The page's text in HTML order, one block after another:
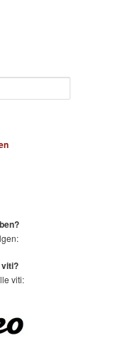
viti: